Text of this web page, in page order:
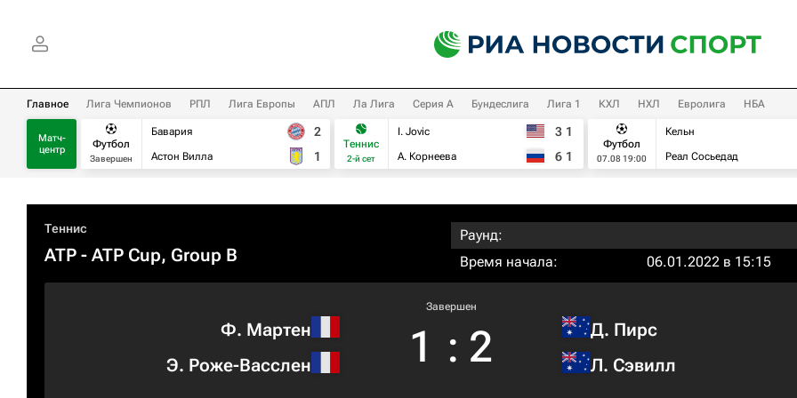
Главное Лига Чемпионов РПЛ Лига Европы АПЛ Ла Лига Серия А Бундеслига Лига 1 КХЛ НХЛ Евролига НБА
Матч-
центр
Футбол
Завершен
Бавария
Астон Вилла
2
1
Теннис
2-й сет
I. Jovic
А. Корнеева
3 1
6 1
Футбол
07.08 19:00
Кельн
Реал Сосьедад
Теннис
ATP - ATP Cup, Group B
Раунд:
Время начала:
06.01.2022 в 15:15
Ф. Мартен
Э. Роже-Васслен
Завершен
1 : 2
Д. Пирс
Л. Сэвилл